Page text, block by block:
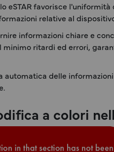
eSTAR favorisce
relative al
informazioni chiare e
ritardi ed errori,
automatica delle
a colori